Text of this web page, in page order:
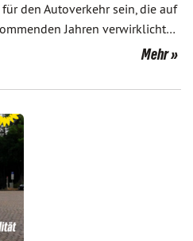
den Autoverkehr sein, die auf
Jahren verwirklicht…
Mehr